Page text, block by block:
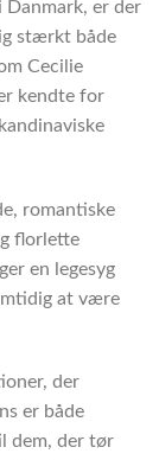
er der
stærkt både
Cecilie
kendte for
romantiske
florlette
en legesyg
at være
der
er både
dem, der tør